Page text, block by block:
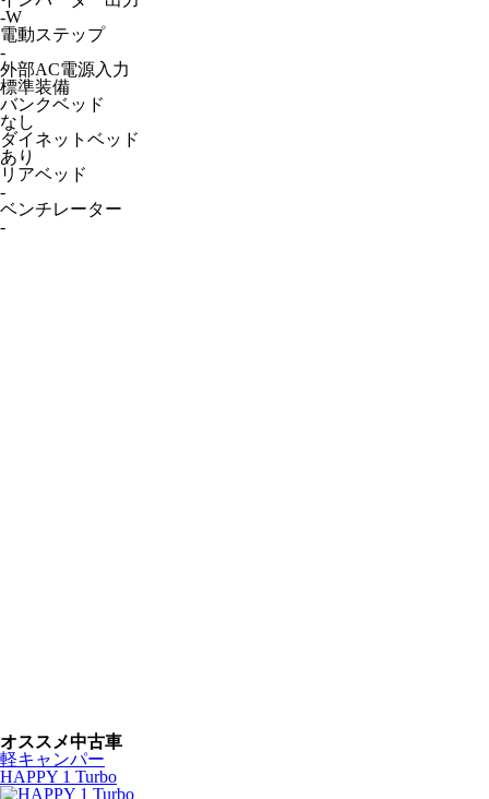
-W
電動ステップ
-
外部AC電源入力
標準装備
バンクベッド
なし
ダイネットベッド
あり
リアベッド
-
ベンチレーター
-
オススメ中古車
軽キャンパー
HAPPY 1 Turbo